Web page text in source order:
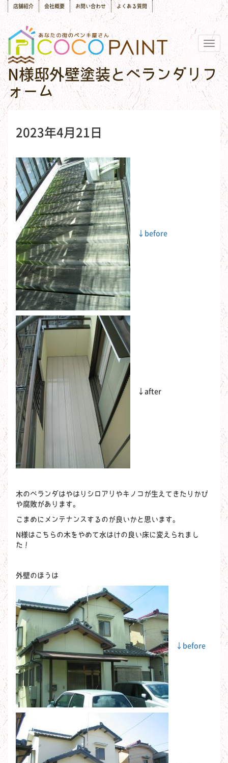
店舗紹介 会社概要 お問い合わせ よくある質問
N様邸外壁塗装とベランダリフ
ォーム
2023年4月21日
←before
←after
木のベランダはやはりシロアリやキノコが生えてきたりかび
や腐敗があります。
こまめにメンテナンスするのが良いかと思います。
N様はこちらの木をやめて水はけの良い床に変えられまし
た！
外壁のほうは
←before